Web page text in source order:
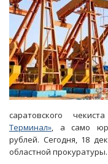
саратовского
Терминал», а само
рублей. Сегодня, 18
областной прокуратуры.